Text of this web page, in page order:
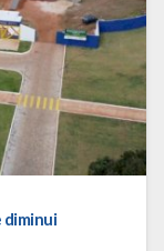
diminui